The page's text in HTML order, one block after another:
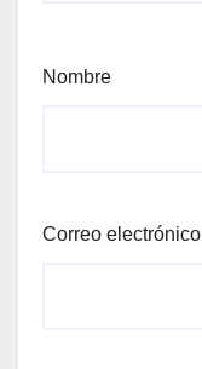
Nombre
Correo electrónico